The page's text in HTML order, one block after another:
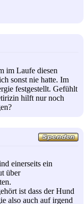
im Laufe diesen
sonst nie hatte. Im
festgestellt. Gefühlt
hilft nur noch
einerseits ein
über
ist dass der Hund
also auch auf irgend